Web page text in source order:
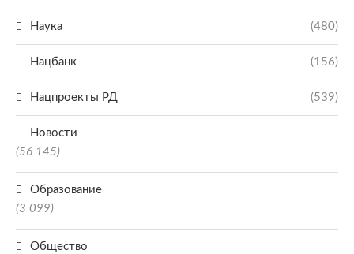
Наука (480)
Нацбанк (156)
Нацпроекты РД (539)
Новости
(56 145)
Образование
(3 099)
Общество